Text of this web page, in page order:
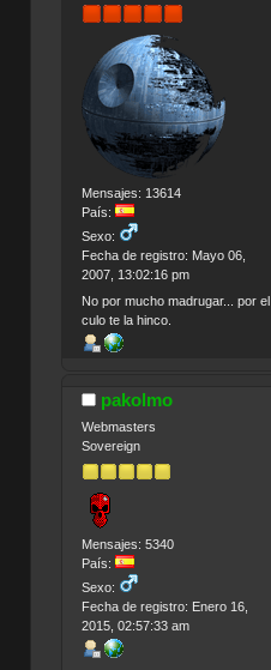
Mensajes: 13614
País:
Sexo:
Fecha de registro: Mayo 06,
2007, 13:02:16 pm
No por mucho madrugar... por el
culo te la hinco.
pakolmo
Webmasters
Sovereign
Mensajes: 5340
País:
Sexo:
Fecha de registro: Enero 16,
2015, 02:57:33 am